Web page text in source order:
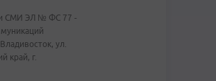
СМИ ЭЛ № ФС 77 -
ул.
край, г.